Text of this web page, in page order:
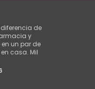
de
y
un par de
casa. Mil